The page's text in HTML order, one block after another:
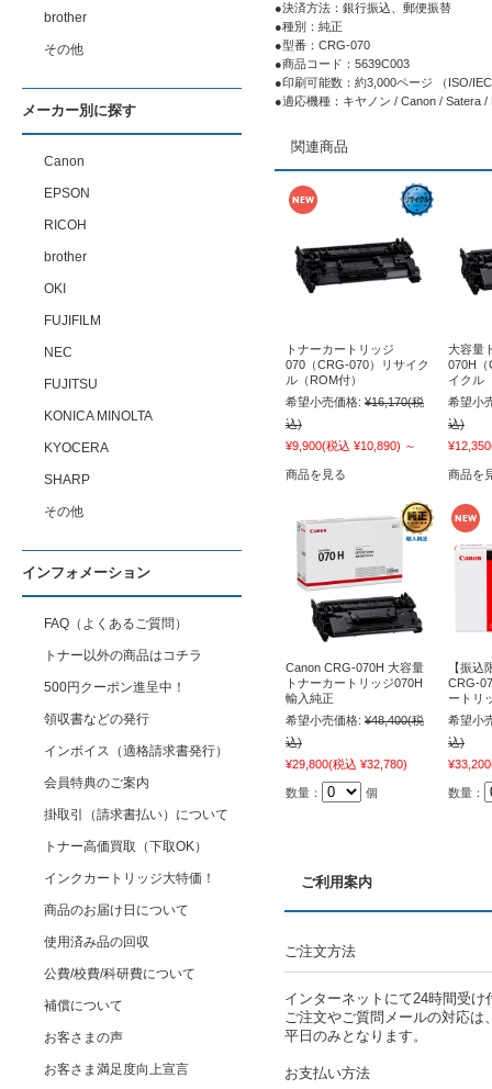
●決済方法：銀行振込、郵便振替
●種別：純正
●型番：CRG-070
●商品コード：5639C003
●印刷可能数：約3,000ページ （ISO/
●適応機種：キヤノン / Canon / Satera
関連商品
トナーカートリッジ
070（CRG-070）リサイク
ル（ROM付）
希望小売価格: ¥16,170(税
込)
¥9,900(税込 ¥10,890) ～
商品を見る
大容量
070H（
イクル
希望小
込)
¥12,350
商品を
Canon CRG-070H 大容量
トナーカートリッジ070H
輸入純正
希望小売価格: ¥48,400(税
込)
¥29,800(税込 ¥32,780)
数量： 個
【振込
CRG-
ートリ
希望小
込)
¥33,200
数量：
ご利用案内
ご注文方法
インターネットにて24時間受け
ご注文やご質問メールの対応は
平日のみとなります。
お支払い方法
brother
その他
メーカー別に探す
Canon
EPSON
RICOH
brother
OKI
FUJIFILM
NEC
FUJITSU
KONICA MINOLTA
KYOCERA
SHARP
その他
インフォメーション
FAQ（よくあるご質問）
トナー以外の商品はコチラ
500円クーポン進呈中！
領収書などの発行
インボイス（適格請求書発行）
会員特典のご案内
掛取引（請求書払い）について
トナー高価買取（下取OK）
インクカートリッジ大特価！
商品のお届け日について
使用済み品の回収
公費/校費/科研費について
補償について
お客さまの声
お客さま満足度向上宣言